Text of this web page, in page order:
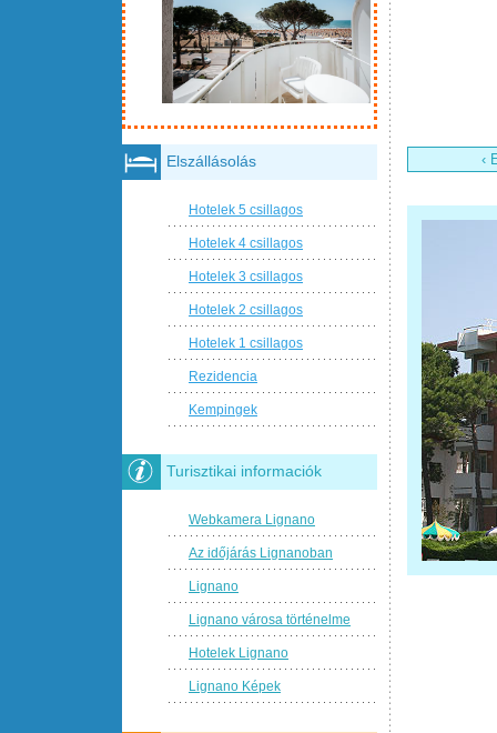
‹
Elszállásolás
Hotelek 5 csillagos
Hotelek 4 csillagos
Hotelek 3 csillagos
Hotelek 2 csillagos
Hotelek 1 csillagos
Rezidencia
Kempingek
Turisztikai informaciók
Webkamera Lignano
Az időjárás Lignanoban
Lignano
Lignano városa történelme
Hotelek Lignano
Lignano Képek